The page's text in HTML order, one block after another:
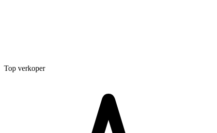
Top verkoper